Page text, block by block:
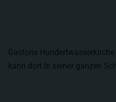
Gastons
kann dort in seiner ganzen